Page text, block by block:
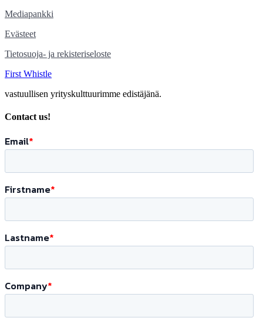
Mediapankki
Evästeet
Tietosuoja- ja rekisteriseloste
First Whistle
vastuullisen yrityskulttuurimme edistäjänä.
Contact us!